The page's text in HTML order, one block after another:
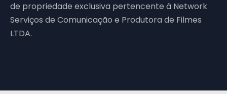
de propriedade exclusiva pertencente à Network
Serviços de Comunicação e Produtora de Filmes
LTDA.